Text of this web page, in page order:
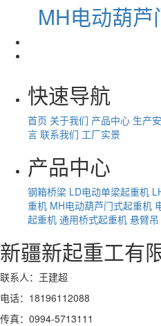
MH电动葫
快速导航
首页 关于我们 产品中心 生产
言 联系我们 工厂实景
产品中心
钢箱桥梁 LD电动单梁起重机
重机 MH电动葫芦门式起重机
起重机 通用桥式起重机 悬臂吊
新疆新起重工有
联系人：王建超
电话：18196112088
传真：0994-5713111